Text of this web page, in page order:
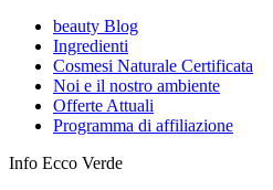
beauty Blog
Ingredienti
Cosmesi Naturale Certificata
Noi e il nostro ambiente
Offerte Attuali
Programma di affiliazione
Info Ecco Verde